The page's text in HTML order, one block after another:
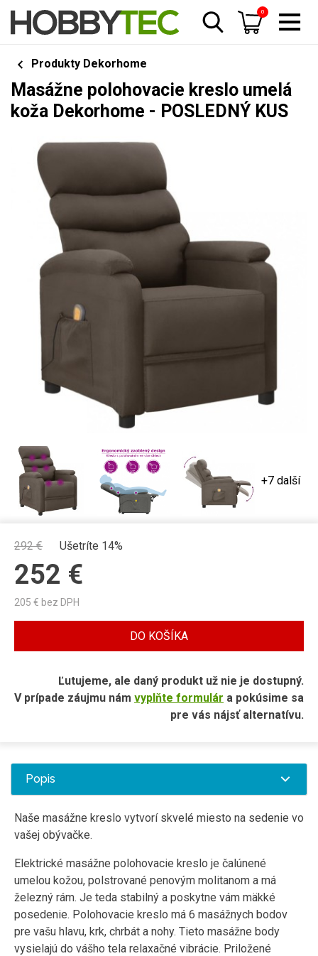
0
Produkty Dekorhome
Masážne polohovacie kreslo umelá
koža Dekorhome - POSLEDNÝ KUS
+7 další
292€ Ušetríte 14%
252 €
205 € bez DPH
DO KOŠÍKA
Ľutujeme, ale daný produkt už nie je dostupný.
V prípade záujmu nám vyplňte formulár a pokúsime sa
pre vás nájsť alternatívu.
Popis
Naše masážne kreslo vytvorí skvelé miesto na sedenie vo
vašej obývačke.
Elektrické masážne polohovacie kreslo je čalúnené
umelou kožou, polstrované penovým molitanom a má
železný rám. Je teda stabilný a poskytne vám mäkké
posedenie. Polohovacie kreslo má 6 masážnych bodov
pre vašu hlavu, krk, chrbát a nohy. Tieto masážne body
vysielajú do vášho tela relaxačné vibrácie. Priložené